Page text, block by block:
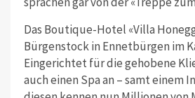
Das Boutique-Hotel «Villa
Bürgenstock in Ennetbürgen im
Eingerichtet für die gehobene
auch einen Spa an – samt einem